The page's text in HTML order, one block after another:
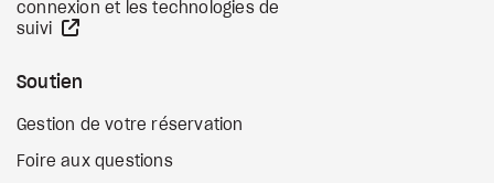
connexion et les technologies de
suivi
Soutien
Gestion de votre réservation
Foire aux questions